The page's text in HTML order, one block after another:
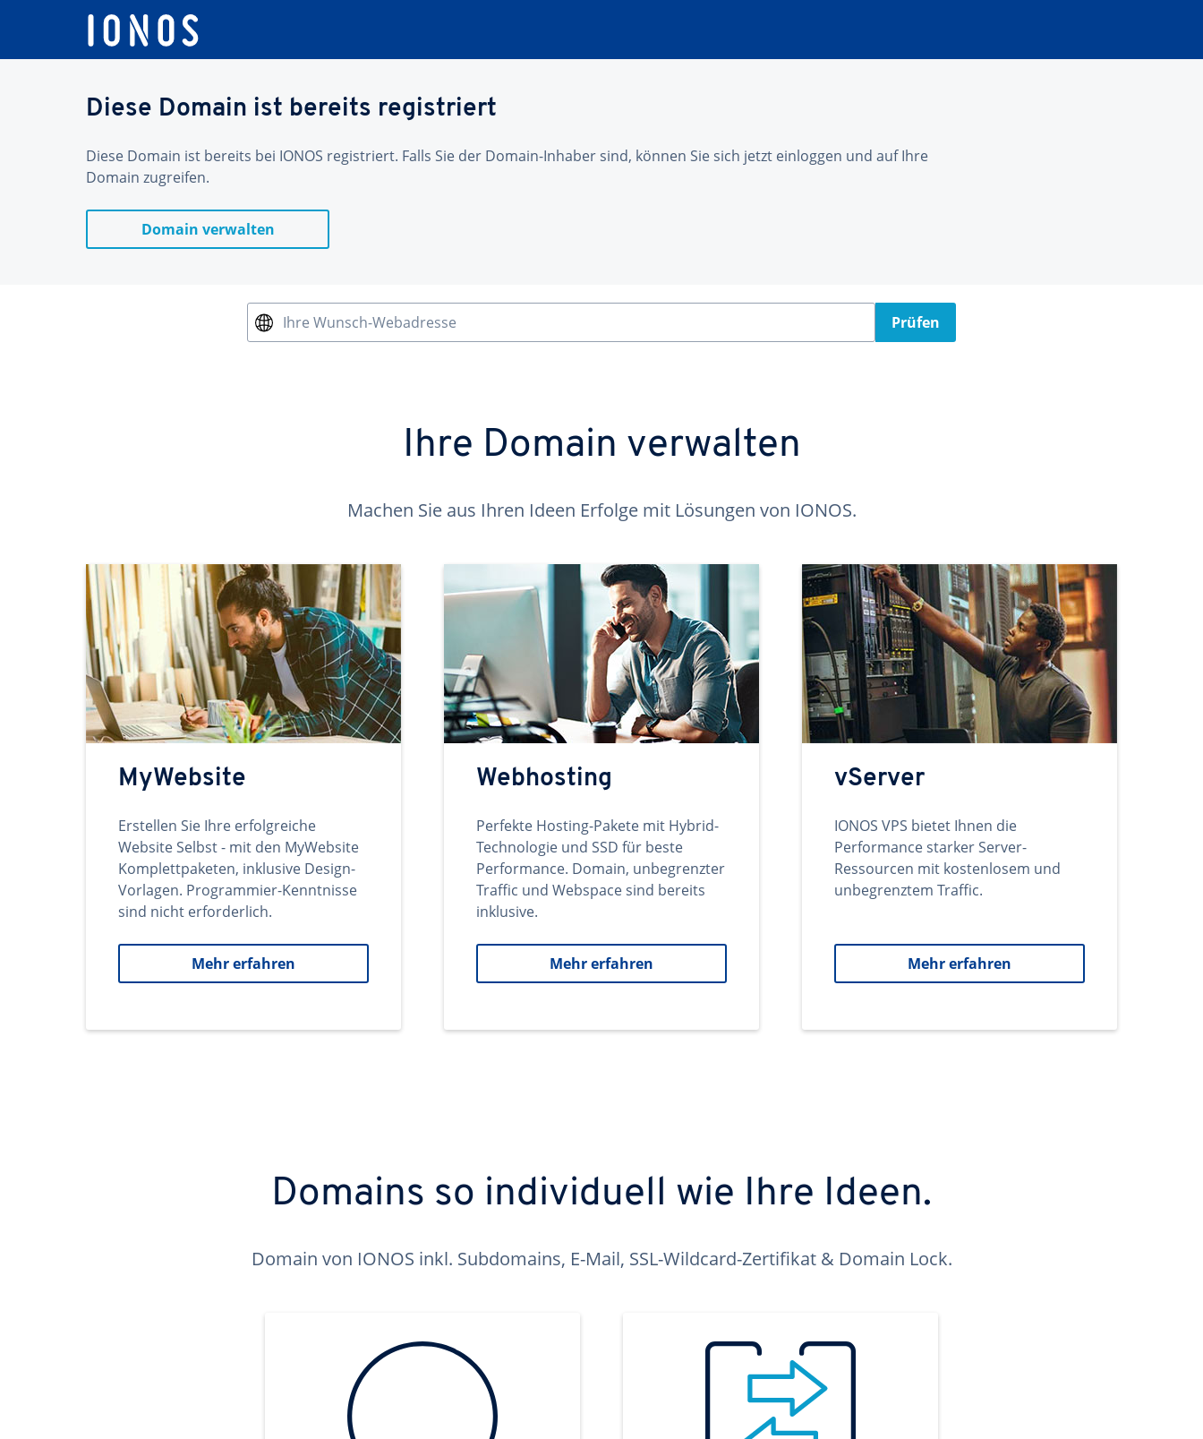
Diese Domain ist bereits registriert
Diese Domain ist bereits bei IONOS registriert. Falls Sie der Domain-Inhaber sind, können Sie sich jetzt einloggen und auf Ihre
Domain zugreifen.
Domain verwalten
Ihre Wunsch-Webadresse Prüfen
Ihre Domain verwalten
Machen Sie aus Ihren Ideen Erfolge mit Lösungen von IONOS.
MyWebsite
Erstellen Sie Ihre erfolgreiche
Website Selbst - mit den MyWebsite
Komplettpaketen, inklusive Design-
Vorlagen. Programmier-Kenntnisse
sind nicht erforderlich.
Mehr erfahren
Webhosting
Perfekte Hosting-Pakete mit Hybrid-
Technologie und SSD für beste
Performance. Domain, unbegrenzter
Traffic und Webspace sind bereits
inklusive.
Mehr erfahren
vServer
IONOS VPS bietet Ihnen die
Performance starker Server-
Ressourcen mit kostenlosem und
unbegrenztem Traffic.
Mehr erfahren
Domains so individuell wie Ihre Ideen.
Domain von IONOS inkl. Subdomains, E-Mail, SSL-Wildcard-Zertifikat & Domain Lock.